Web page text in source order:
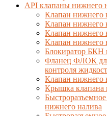
API клапаны нижнего
Клапан нижнего
Клапан нижнего
Клапан нижнего
Клапан нижнего
Блокиратор БКН
Фланец ФЛОК
контроля
Клапан нижнего
Крышка клапана
нижнего налива